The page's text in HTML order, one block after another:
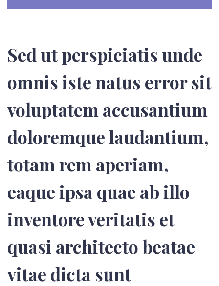
Sed ut perspiciatis unde
omnis iste natus error sit
voluptatem accusantium
doloremque laudantium,
totam rem aperiam,
eaque ipsa quae ab illo
inventore veritatis et
quasi architecto beatae
vitae dicta sunt